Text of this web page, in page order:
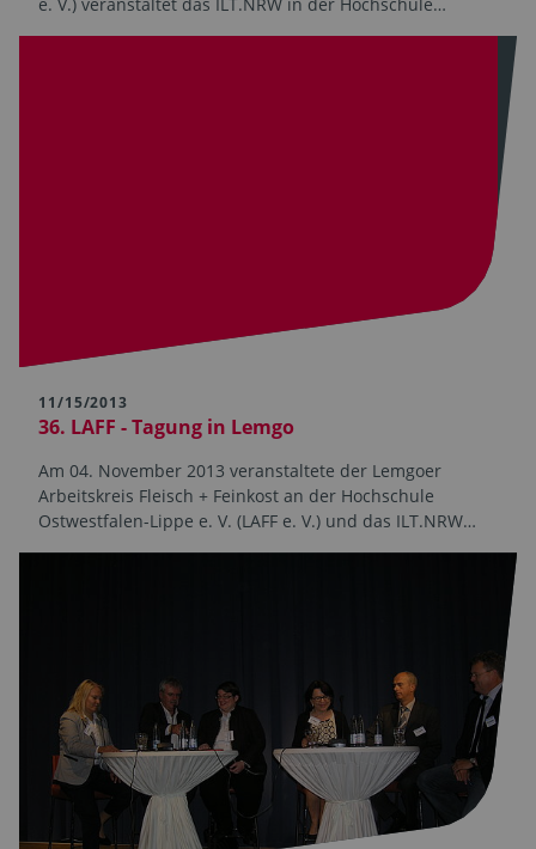
11/15/2013
36. LAFF - Tagung in Lemgo
Am 04. November 2013 veranstaltete der Lemgoer
Arbeitskreis Fleisch + Feinkost an der Hochschule
Ostwestfalen-Lippe e. V. (LAFF e. V.) und das ILT.NRW…